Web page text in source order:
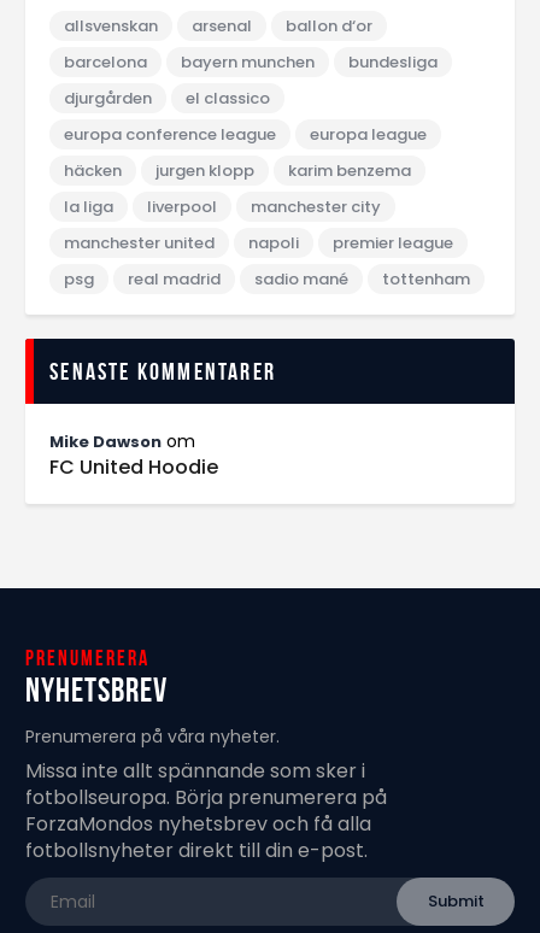
allsvenskan arsenal
ballon d‘or
barcelona
bayern munchen
bundesliga
djurgården
el classico
europa conference league
europa league
häcken
jurgen klopp
karim benzema
la liga
liverpool
manchester city
manchester united
napoli
premier league
psg
real madrid sadio mané tottenham
Senaste kommentarer
Mike Dawson om
FC United Hoodie
Prenumerera
Nyhetsbrev
Prenumerera på våra nyheter.
Missa inte allt spännande som sker i
fotbollseuropa. Börja prenumerera på
ForzaMondos nyhetsbrev och få alla
fotbollsnyheter direkt till din e-post.